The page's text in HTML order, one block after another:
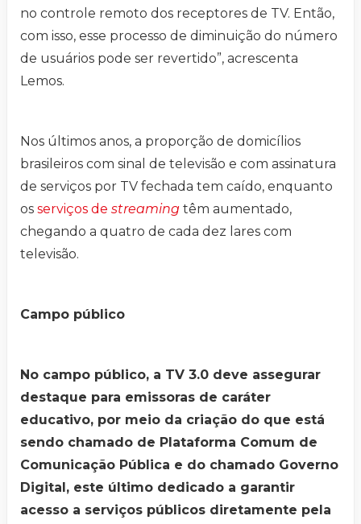
no controle remoto dos receptores de TV. Então,
com isso, esse processo de diminuição do número
de usuários pode ser revertido”, acrescenta
Lemos.
Nos últimos anos, a proporção de domicílios
brasileiros com sinal de televisão e com assinatura
de serviços por TV fechada tem caído, enquanto
os serviços de streaming têm aumentado,
chegando a quatro de cada dez lares com
televisão.
Campo público
No campo público, a TV 3.0 deve assegurar
destaque para emissoras de caráter
educativo, por meio da criação do que está
sendo chamado de Plataforma Comum de
Comunicação Pública e do chamado Governo
Digital, este último dedicado a garantir
acesso a serviços públicos diretamente pela